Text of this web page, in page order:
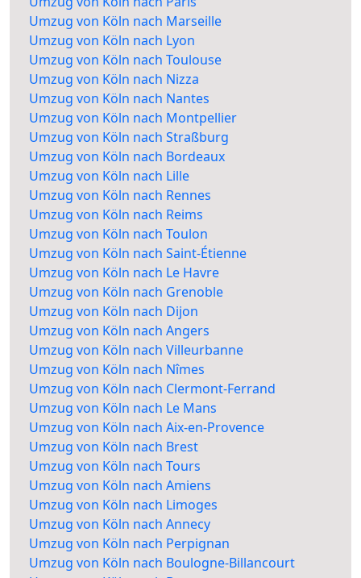
Umzug von Köln nach Marseille
Umzug von Köln nach Lyon
Umzug von Köln nach Toulouse
Umzug von Köln nach Nizza
Umzug von Köln nach Nantes
Umzug von Köln nach Montpellier
Umzug von Köln nach Straßburg
Umzug von Köln nach Bordeaux
Umzug von Köln nach Lille
Umzug von Köln nach Rennes
Umzug von Köln nach Reims
Umzug von Köln nach Toulon
Umzug von Köln nach Saint-Étienne
Umzug von Köln nach Le Havre
Umzug von Köln nach Grenoble
Umzug von Köln nach Dijon
Umzug von Köln nach Angers
Umzug von Köln nach Villeurbanne
Umzug von Köln nach Nîmes
Umzug von Köln nach Clermont-Ferrand
Umzug von Köln nach Le Mans
Umzug von Köln nach Aix-en-Provence
Umzug von Köln nach Brest
Umzug von Köln nach Tours
Umzug von Köln nach Amiens
Umzug von Köln nach Limoges
Umzug von Köln nach Annecy
Umzug von Köln nach Perpignan
Umzug von Köln nach Boulogne-Billancourt